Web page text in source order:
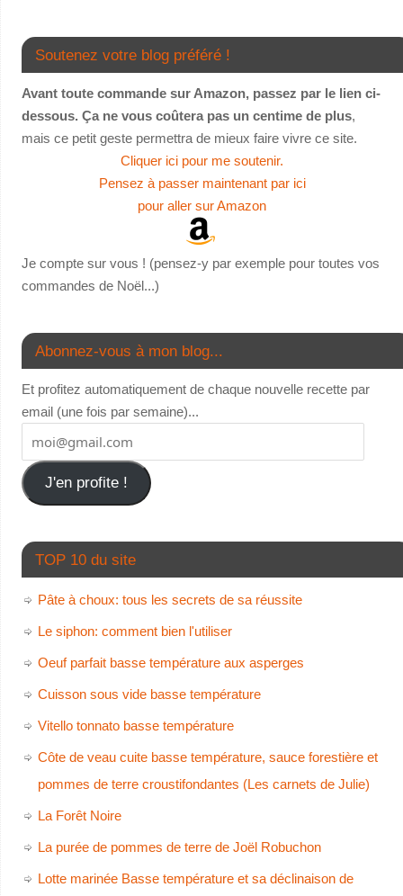
Soutenez votre blog préféré !
Avant toute commande sur Amazon, passez par le lien ci-
dessous. Ça ne vous coûtera pas un centime de plus,
mais ce petit geste permettra de mieux faire vivre ce site.
Cliquer ici pour me soutenir.
Pensez à passer maintenant par ici
pour aller sur Amazon
Je compte sur vous ! (pensez-y par exemple pour toutes vos
commandes de Noël...)
Abonnez-vous à mon blog...
Et profitez automatiquement de chaque nouvelle recette par
email (une fois par semaine)...
J'en profite !
TOP 10 du site
Pâte à choux: tous les secrets de sa réussite
Le siphon: comment bien l'utiliser
Oeuf parfait basse température aux asperges
Cuisson sous vide basse température
Vitello tonnato basse température
Côte de veau cuite basse température, sauce forestière et
pommes de terre croustifondantes (Les carnets de Julie)
La Forêt Noire
La purée de pommes de terre de Joël Robuchon
Lotte marinée Basse température et sa déclinaison de